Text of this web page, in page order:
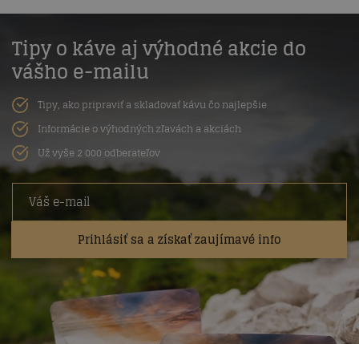
Tipy o káve aj výhodné akcie do
vášho e-mailu
Tipy, ako pripraviť a skladovať kávu čo najlepšie
Informácie o výhodných zľavách a akciách
Už vyše 2 000 odberateľov
Prihlásiť sa a získať zaujímavé info